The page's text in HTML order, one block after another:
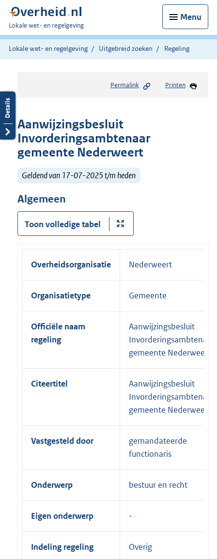
Menu
U
bent
hier:
Lokale wet- en regelgeving
Lokale wet- en regelgeving Uitgebreid zoeken Regeling
Permalink Printen
Aanwijzingsbesluit
Invorderingsambtenaar
gemeente Nederweert
Geldend van 17-07-2025 t/m heden
Algemeen
Toon volledige tabel
Overheidsorganisatie Nederweert
Organisatietype Gemeente
Officiële naam
regeling
Aanwijzingsbesluit
Invorderingsambtenaar
gemeente Nederweert
Citeertitel
Aanwijzingsbesluit
Invorderingsambtenaar
gemeente Nederweert
Vastgesteld door
gemandateerde
functionaris
Onderwerp bestuur en recht
Eigen onderwerp
Indeling regeling Overig